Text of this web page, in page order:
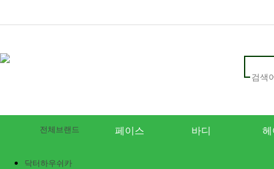
전체브랜드 페이스 바디 헤
닥터하우쉬카